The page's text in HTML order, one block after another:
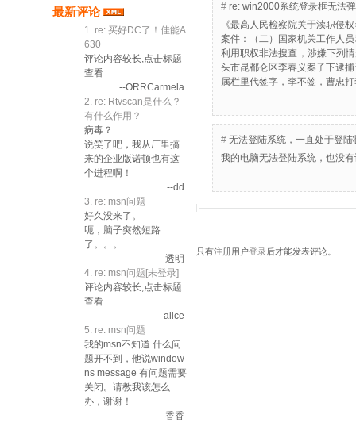
最新评论
1. re: 买好DC了！佳能A
630
评论内容较长,点击标题
查看
--ORRCarmela
2. re: Rtvscan是什么？
有什么作用？
病毒？
说笑了吧，我从厂里搞
来的企业版诺顿也有这
个进程啊！
--dd
3. re: msn问题
好久没来了。
呃，脑子突然短路
了。。。
--透明
4. re: msn问题[未登录]
评论内容较长,点击标题
查看
--alice
5. re: msn问题
我的msn不知道 什么问
题开不到，他说window
ns message 有问题需要
关闭。请教我该怎么
办，谢谢！
--香香
# re: win2000系统登录框无法
《最高人民检察院关于渎职侵
案件：（二）国家机关工作人
利用职权非法搜查，涉嫌下列
头市昆都仑区李春义案子下逮
属栏里代签字，李不签，曹忠
# 无法登陆系统，一直处于登陆
我的电脑无法登陆系统，也没
只有注册用户登录 后才能发表评论。